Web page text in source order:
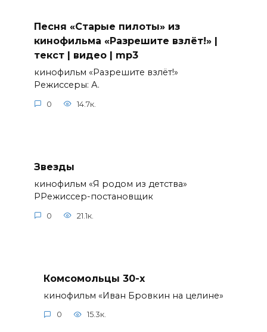
Песня «Старые пилоты» из
кинофильма «Разрешите взлёт!» |
текст | видео | mp3
кинофильм «Разрешите взлёт!»
Режиссеры: А.
0 14.7к.
Звезды
кинофильм «Я родом из детства»
РРежиссер-постановщик
0 21.1к.
Комсомольцы 30-x
кинофильм «Иван Бровкин на целине»
0 15.3к.